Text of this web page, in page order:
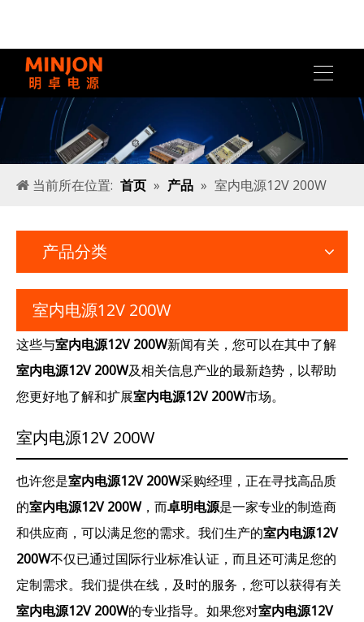
当前所在位置: 首页 » 产品 » 室内电源12V 200W
产品分类
室内电源12V 200W
这些与室内电源12V 200W新闻有关，您可以在其中了解
室内电源12V 200W及相关信息产业的最新趋势，以帮助
您更好地了解和扩展室内电源12V 200W市场。
室内电源12V 200W
也许您是室内电源12V 200W采购经理，正在寻找高品质
的室内电源12V 200W，而卓明电源是一家专业的制造商
和供应商，可以满足您的需求。我们生产的室内电源12V
200W不仅已通过国际行业标准认证，而且还可满足您的
定制需求。我们提供在线，及时的服务，您可以获得有关
室内电源12V 200W的专业指导。如果您对室内电源12V